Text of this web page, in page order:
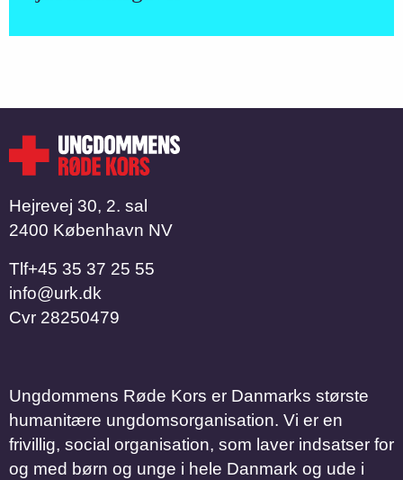
Hejrevej 30, 2. sal
2400 København NV
Tlf​​​​​​​+45 35 37 25 55
info@urk.dk
Cvr 28250479
Ungdommens Røde Kors er Danmarks største
humanitære ungdomsorganisation. Vi er en
frivillig, social organisation, som laver indsatser for
og med børn og unge i hele Danmark og ude i